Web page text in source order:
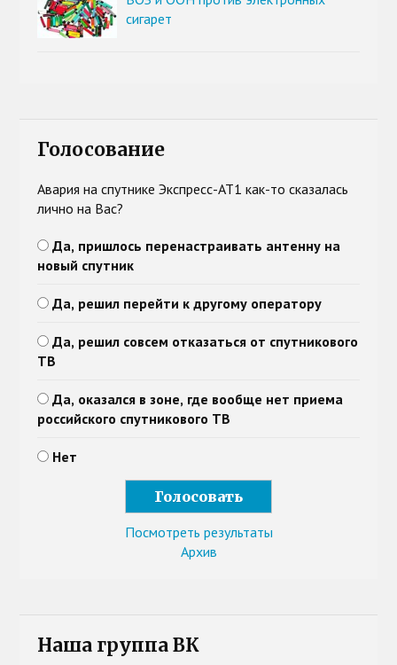
сигарет
Голосование
Авария на спутнике Экспресс-АТ1 как-то сказалась
лично на Вас?
Да, пришлось перенастраивать антенну на
новый спутник
Да, решил перейти к другому оператору
Да, решил совсем отказаться от спутникового
ТВ
Да, оказался в зоне, где вообще нет приема
российского спутникового ТВ
Нет
Посмотреть результаты
Архив
Наша группа ВК